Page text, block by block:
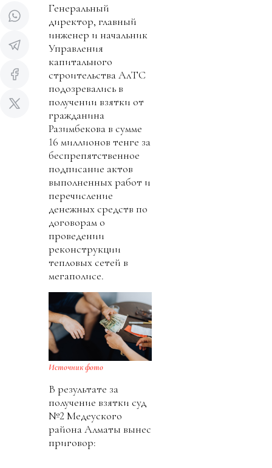
Генеральный
директор, главный
инженер и начальник
Управления
капитального
строительства АлТС
подозревались в
получении взятки от
гражданина
Разимбекова в сумме
16 миллионов тенге за
беспрепятственное
подписание актов
выполненных работ и
перечисление
денежных средств по
договорам о
проведении
реконструкции
тепловых сетей в
мегаполисе.
Источник фото
В результате за
получение взятки суд
№2 Медеуского
района Алматы вынес
приговор: